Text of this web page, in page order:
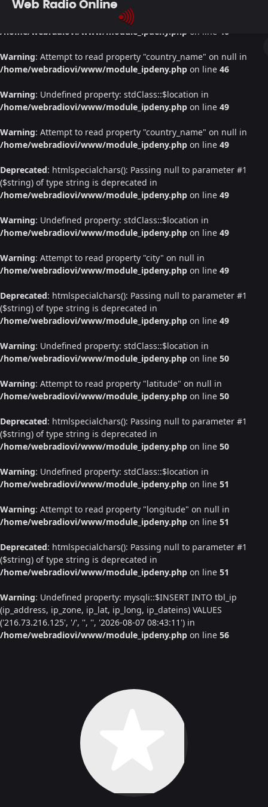
: Undefined property: stdClass::$location in
/home/webradiovi/www/module_ipdeny.php on line 46
Warning: Attempt to read property "country_name" on null in
/home/webradiovi/www/module_ipdeny.php on line 46
Warning: Undefined property: stdClass::$location in
/home/webradiovi/www/module_ipdeny.php on line 49
Warning: Attempt to read property "country_name" on null in
/home/webradiovi/www/module_ipdeny.php on line 49
Deprecated: htmlspecialchars(): Passing null to parameter #1
($string) of type string is deprecated in
/home/webradiovi/www/module_ipdeny.php on line 49
Warning: Undefined property: stdClass::$location in
/home/webradiovi/www/module_ipdeny.php on line 49
Warning: Attempt to read property "city" on null in
/home/webradiovi/www/module_ipdeny.php on line 49
Deprecated: htmlspecialchars(): Passing null to parameter #1
($string) of type string is deprecated in
/home/webradiovi/www/module_ipdeny.php on line 49
Warning: Undefined property: stdClass::$location in
/home/webradiovi/www/module_ipdeny.php on line 50
Warning: Attempt to read property "latitude" on null in
/home/webradiovi/www/module_ipdeny.php on line 50
Deprecated: htmlspecialchars(): Passing null to parameter #1
($string) of type string is deprecated in
/home/webradiovi/www/module_ipdeny.php on line 50
Warning: Undefined property: stdClass::$location in
/home/webradiovi/www/module_ipdeny.php on line 51
Warning: Attempt to read property "longitude" on null in
/home/webradiovi/www/module_ipdeny.php on line 51
Deprecated: htmlspecialchars(): Passing null to parameter #1
($string) of type string is deprecated in
/home/webradiovi/www/module_ipdeny.php on line 51
Warning: Undefined property: mysqli::$INSERT INTO tbl_ip
(ip_address, ip_zone, ip_lat, ip_long, ip_dateins) VALUES
('216.73.216.125', '/', '', '', '2026-08-07 08:43:11') in
/home/webradiovi/www/module_ipdeny.php on line 56
Web Radio Online